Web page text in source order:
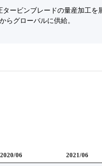
ービンブレードの量産加工
らグローバルに供給。
2020/06 2021/06